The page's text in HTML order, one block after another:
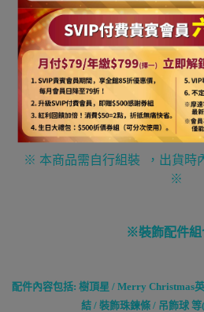
台灣製造歐美外
※本商品出貨包括一株台灣製5
+如圖搭配之全套裝飾配
(此組商品不含
※ 本商品需自行組裝 ，出貨時
※
※裝飾配件
配件內容包括: 樹頂星 / Merry Christmas
結 / 裝飾珠鍊條 / 吊飾球